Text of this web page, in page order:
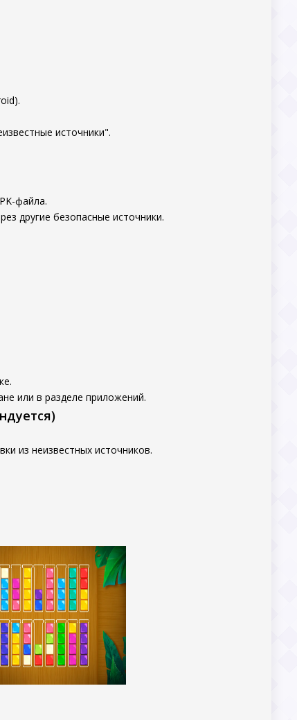
источники".
файла.
другие безопасные источники.
или в разделе приложений.
из неизвестных источников.